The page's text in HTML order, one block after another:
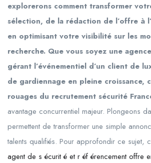
explorerons comment transformer
sélection, de la rédaction de l’offre à
en optimisant votre visibilité sur les
recherche. Que vous soyez une
gérant l’événementiel d’un client de
de gardiennage en pleine croissance,
rouages du recrutement sécurité
avantage concurrentiel majeur. Plongeons
permettent de transformer une simple
talents qualifiés. Pour approfondir ce sujet,
agent de s écurit é et r éf érencement offre